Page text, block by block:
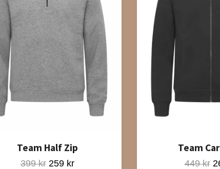
Team Half Zip
399 kr 259 kr
Team
449 kr